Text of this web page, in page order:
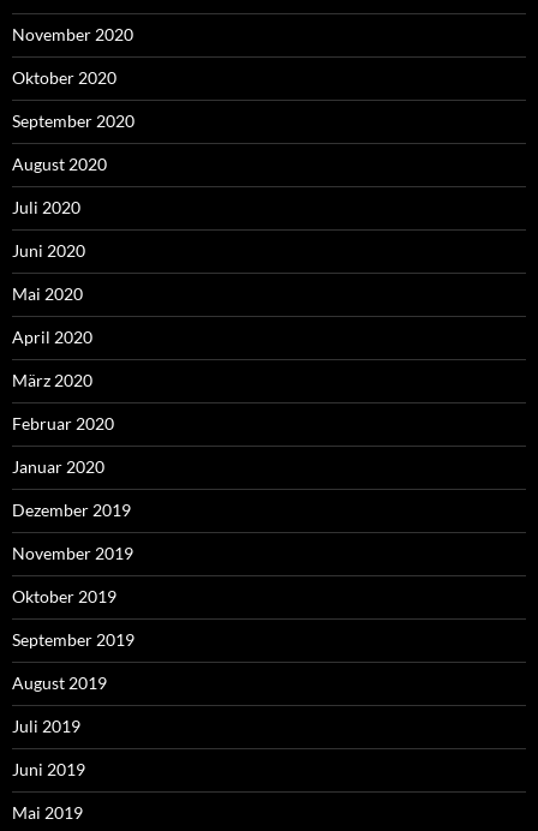
November 2020
Oktober 2020
September 2020
August 2020
Juli 2020
Juni 2020
Mai 2020
April 2020
März 2020
Februar 2020
Januar 2020
Dezember 2019
November 2019
Oktober 2019
September 2019
August 2019
Juli 2019
Juni 2019
Mai 2019